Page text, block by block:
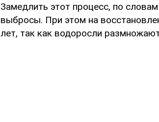
Замедлить этот процесс, по
выбросы. При этом на
лет, так как водоросли